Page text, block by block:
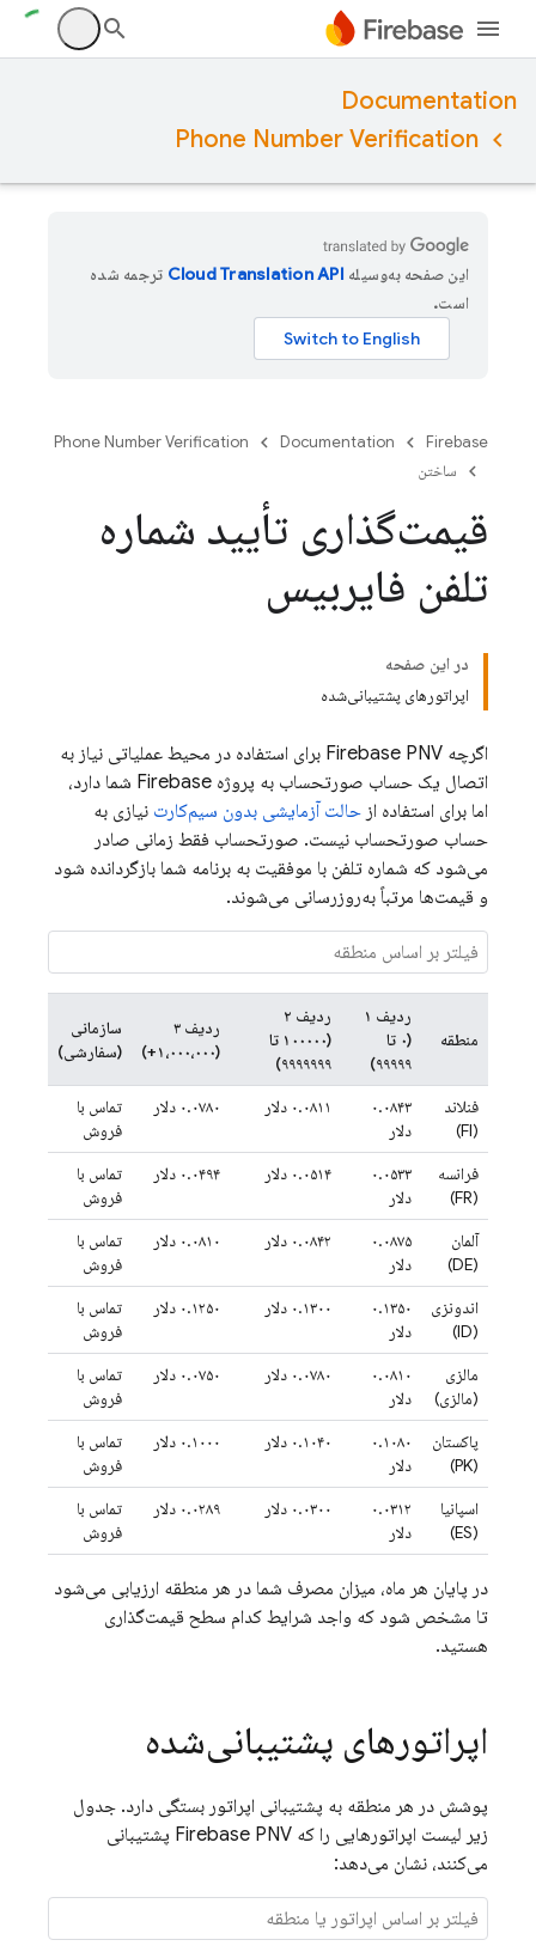
Documentation
Phone Number Verification
این صفحه به‌وسیله
ترجمه شده
است.
Firebase
Documentation
Phone Number Verification
ساختن
قیمت‌گذاری تأیید شماره
تلفن فایربیس
در این صفحه
اپراتورهای پشتیبانی‌شده
اگرچه Firebase PNV برای استفاده در محیط عملیاتی نیاز به
اتصال یک حساب صورتحساب به پروژه Firebase شما دارد،
اما برای استفاده از حالت آزمایشی بدون سیم‌کارت نیازی به
حساب صورتحساب نیست. صورتحساب فقط زمانی صادر
می‌شود که شماره تلفن با موفقیت به برنامه شما بازگردانده شود
و قیمت‌ها مرتباً به‌روزرسانی می‌شوند.
منطقه
ردیف ۱
(۰ تا
۹۹۹۹۹)
ردیف ۲
(۱۰۰۰۰۰ تا
۹۹۹۹۹۹۹)
ردیف ۳
(۱،۰۰۰،۰۰۰+)
سازمانی
(سفارشی)
فنلاند
(FI)
۰.۰۸۴۳
دلار
۰.۰۸۱۱ دلار ۰.۰۷۸۰ دلار
تماس با
فروش
فرانسه
(FR)
۰.۰۵۳۳
دلار
۰.۰۵۱۴ دلار ۰.۰۴۹۴ دلار
تماس با
فروش
آلمان
(DE)
۰.۰۸۷۵
دلار
۰.۰۸۴۲ دلار ۰.۰۸۱۰ دلار
تماس با
فروش
اندونزی
(ID)
۰.۱۳۵۰
دلار
۰.۱۳۰۰ دلار ۰.۱۲۵۰ دلار
تماس با
فروش
مالزی
(مالزی)
۰.۰۸۱۰
دلار
۰.۰۷۸۰ دلار ۰.۰۷۵۰ دلار
تماس با
فروش
پاکستان
(PK)
۰.۱۰۸۰
دلار
۰.۱۰۴۰ دلار ۰.۱۰۰۰ دلار
تماس با
فروش
اسپانیا
(ES)
۰.۰۳۱۲
دلار
۰.۰۳۰۰ دلار ۰.۰۲۸۹ دلار
تماس با
فروش
در پایان هر ماه، میزان مصرف شما در هر منطقه ارزیابی می‌شود
تا مشخص شود که واجد شرایط کدام سطح قیمت‌گذاری
هستید.
اپراتورهای پشتیبانی‌شده
پوشش در هر منطقه به پشتیبانی اپراتور بستگی دارد. جدول
زیر لیست اپراتورهایی را که Firebase PNV پشتیبانی
می‌کنند، نشان می‌دهد: